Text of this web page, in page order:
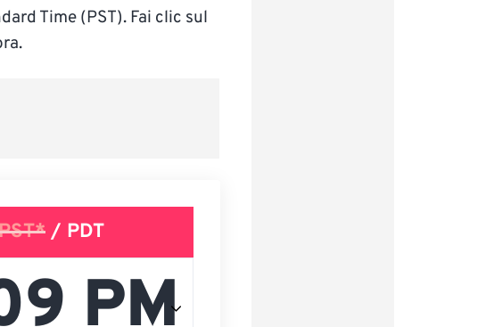
Time (PST). Fai clic sul
/ PDT